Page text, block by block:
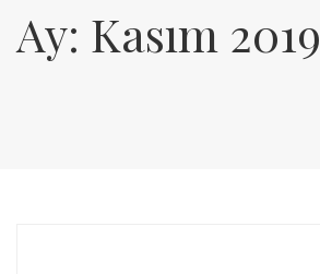
Ay: Kasım 2019